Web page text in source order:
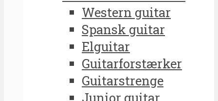
Western guitar
Spansk guitar
Elguitar
Guitarforstærker
Guitarstrenge
Junior guitar